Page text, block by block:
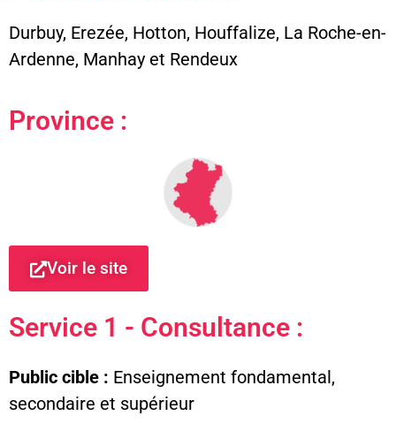
Durbuy, Erezée, Hotton, Houffalize, La Roche-en-
Ardenne, Manhay et Rendeux
Province :
Voir le site
Service 1 - Consultance :
Public cible : Enseignement fondamental,
secondaire et supérieur